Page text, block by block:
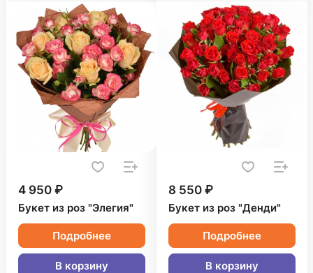
4 950 ₽
Букет из роз "Элегия"
Подробнее
В корзину
8 550 ₽
Букет из роз "Денди"
Подробнее
В корзину